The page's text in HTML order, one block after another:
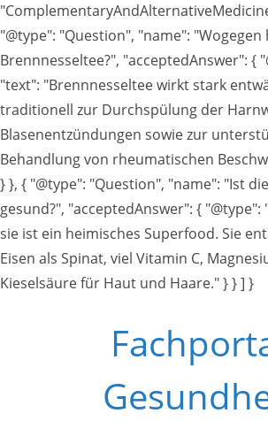
"@type": "Question", "name": "Wogegen
Brennnesseltee?", "acceptedAnswer": {
"text": "Brennnesseltee wirkt stark
traditionell zur Durchspülung der
Blasenentzündungen sowie zur
Behandlung von rheumatischen
} }, { "@type": "Question", "name": "Ist
gesund?", "acceptedAnswer": { "@type":
sie ist ein heimisches Superfood. Sie
Eisen als Spinat, viel Vitamin C,
Kieselsäure für Haut und Haare." } } ] }